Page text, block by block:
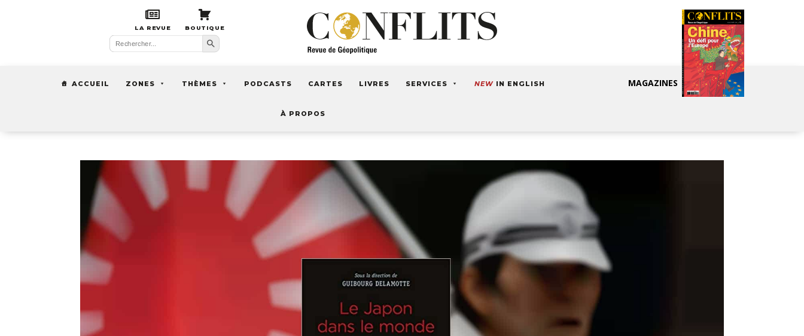
LA REVUE BOUTIQUE
Search
for:
Search Button
ACCUEIL ZONES THÈMES PODCASTS CARTES LIVRES SERVICES NEW IN ENGLISH
À PROPOS
MAGAZINES